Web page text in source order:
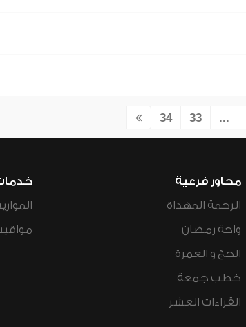
...
33
34
محاور فرعية
الرحمة المهداة
واحة رمضان
الحج و العمرة
خطب جمعة
القراءات العشر